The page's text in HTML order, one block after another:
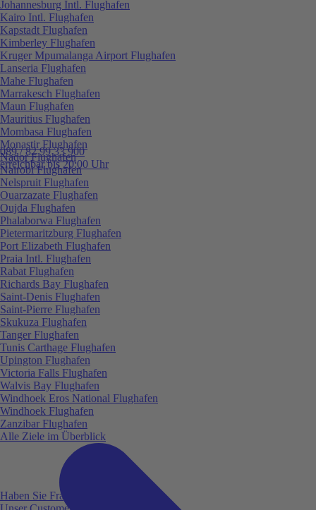
089 / 82 99 33 900
erreichbar bis 20:00 Uhr
Haben Sie Fragen?
Johannesburg Intl. Flughafen
Kairo Intl. Flughafen
Kapstadt Flughafen
Kimberley Flughafen
Kruger Mpumalanga Airport Flughafen
Lanseria Flughafen
Mahe Flughafen
Marrakesch Flughafen
Maun Flughafen
Mauritius Flughafen
Mombasa Flughafen
Monastir Flughafen
Nador Flughafen
Nairobi Flughafen
Nelspruit Flughafen
Ouarzazate Flughafen
Oujda Flughafen
Phalaborwa Flughafen
Pietermaritzburg Flughafen
Port Elizabeth Flughafen
Praia Intl. Flughafen
Rabat Flughafen
Richards Bay Flughafen
Saint-Denis Flughafen
Saint-Pierre Flughafen
Skukuza Flughafen
Tanger Flughafen
Tunis Carthage Flughafen
Upington Flughafen
Victoria Falls Flughafen
Walvis Bay Flughafen
Windhoek Eros National Flughafen
Windhoek Flughafen
Zanzibar Flughafen
Alle Ziele im Überblick